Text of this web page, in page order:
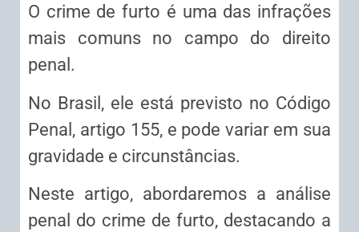
O crime de furto é uma das infrações
mais comuns no campo do direito
penal.
No Brasil, ele está previsto no Código
Penal, artigo 155, e pode variar em sua
gravidade e circunstâncias.
Neste artigo, abordaremos a análise
penal do crime de furto, destacando a